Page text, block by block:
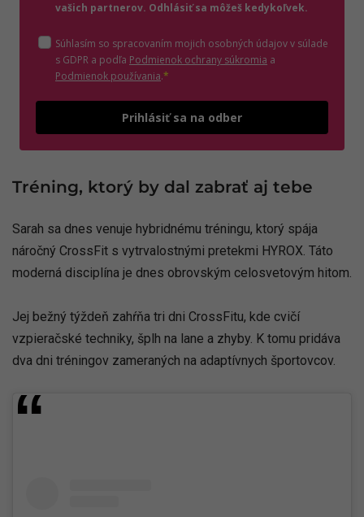
vašich partnerov. Odhlásiť sa môžeš kedykoľvek.
Súhlasím so spracovaním mojich osobných údajov v súlade
s GDPR a podľa Podmienok ochrany súkromia (otvorí sa v novom
a
Podmienok používania(otvorí sa v novom okne)
.*
Prihlásiť sa na odber
Tréning, ktorý by dal zabrať aj tebe
Sarah sa dnes venuje hybridnému tréningu, ktorý spája
náročný CrossFit s vytrvalostnými pretekmi HYROX. Táto
moderná disciplína je dnes obrovským celosvetovým hitom.
Jej bežný týždeň zahŕňa tri dni CrossFitu, kde cvičí
vzpieračské techniky, šplh na lane a zhyby. K tomu pridáva
dva dni tréningov zameraných na adaptívnych športovcov.